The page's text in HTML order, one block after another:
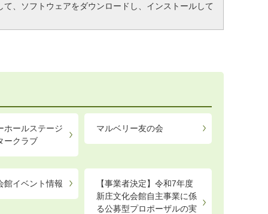
て、ソフトウェアをダウンロードし、インストールして
ホールステージ
ークラブ
マルベリー友の会
館イベント情報
【事業者決定】令和7年度
新庄文化会館自主事業に係
る公募型プロポーザルの実